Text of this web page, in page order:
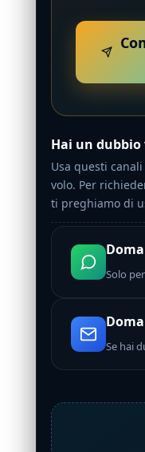
Hai un dubbio
Usa questi
volo. Per
ti preghiamo di
Solo
Se hai